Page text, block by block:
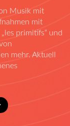
Musik mit
mit
primitifs“ und
mehr. Aktuell